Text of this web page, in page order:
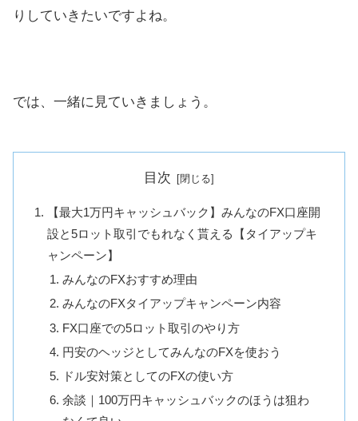
りしていきたいですよね。
では、一緒に見ていきましょう。
目次
【最大1万円キャッシュバック】みんなのFX口座開
設と5ロット取引でもれなく貰える【タイアップキ
ャンペーン】
みんなのFXおすすめ理由
みんなのFXタイアップキャンペーン内容
FX口座での5ロット取引のやり方
円安のヘッジとしてみんなのFXを使おう
ドル安対策としてのFXの使い方
余談｜100万円キャッシュバックのほうは狙わ